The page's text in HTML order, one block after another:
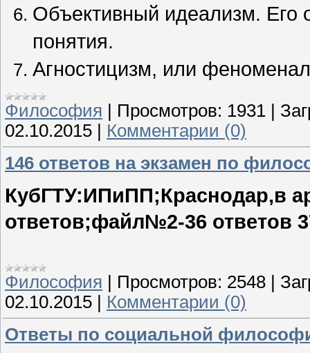
Объективный идеализм. Его
понятия.
Агностицизм, или
Философия Просмотров: 1931
02.10.2015
Комментарии (0)
146 ответов на экзамен по
КубГТУ:ИПиПП;Краснодар,в
ответов;файл№2-36 ответов
Философия | Просмотров: 2548 |
02.10.2015 | Комментарии (0)
Ответы по социальной